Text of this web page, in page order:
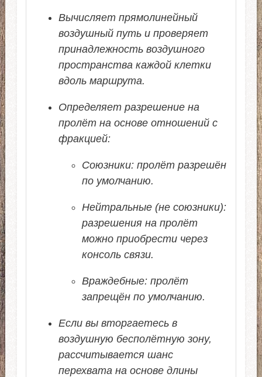
Вычисляет прямолинейный
воздушный путь и проверяет
принадлежность воздушного
пространства каждой клетки
вдоль маршрута.
Определяет разрешение на
пролёт на основе отношений с
фракцией:
Союзники: пролёт разрешён
по умолчанию.
Нейтральные (не союзники):
разрешения на пролёт
можно приобрести через
консоль связи.
Враждебные: пролёт
запрещён по умолчанию.
Если вы вторгаетесь в
воздушную бесполётную зону,
рассчитывается шанс
перехвата на основе длины